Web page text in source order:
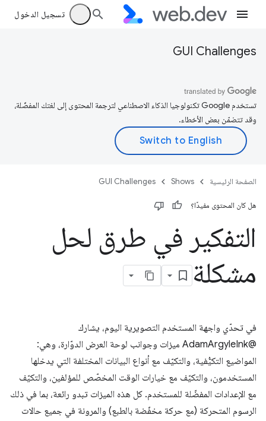
تسجيل الدخول
GUI Challenges
تستخدم Google تكنولوجيا الذكاء الاصطناعي لترجمة المحتوى إلى لغتك المفضّلة،
وقد تتضمّن بعض الأخطاء.
الصفحة الرئيسية Shows
GUI Challenges
هل كان المحتوى مفيدًا؟
التفكير في طرق لحل
مشكلة
في تحدّي واجهة المستخدم التصويرية اليوم، يشارك
@AdamArgyleInk ميزات وجوانب لوحة العرض الدوّارة، وهي:
المواضيع التكيُّفية، والتكيّف مع أنواع البيانات المختلفة التي يدخلها
المستخدمون، والتكيّف مع خيارات الوقت المخصّص للمؤلفين، والتكيّف
مع الإعدادات المفضّلة للمستخدم. كل هذه الميزات تبدو رائعة، بما في ذلك
الرسوم المتحركة (مع حركة مخفّضة بالطبع) والمرونة في جميع حالات